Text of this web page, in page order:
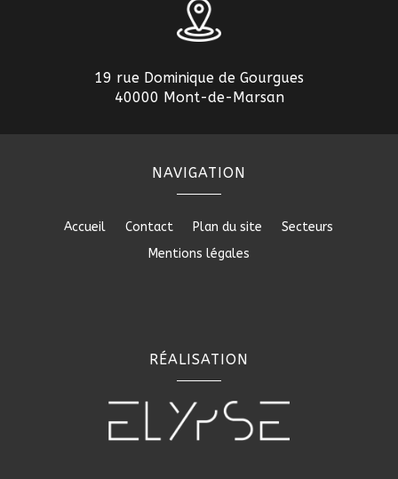
19 rue Dominique de Gourgues
40000 Mont-de-Marsan
NAVIGATION
Accueil Contact Plan du site
Secteurs
Mentions légales
RÉALISATION